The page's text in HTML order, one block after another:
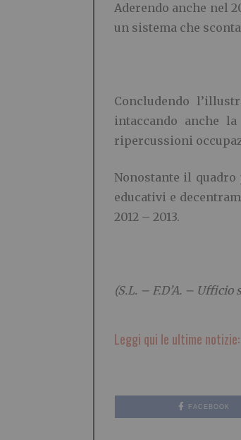
Aderendo anche nel
un sistema che
Concludendo
intaccando anche
ripercussioni
Nonostante il quadro
educativi e
2012 – 2013.
(S.L. – F.D’A. –
Leggi qui le ultime notizie:
FACEBOOK